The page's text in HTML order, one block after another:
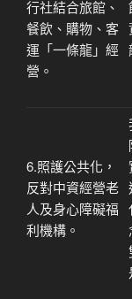
行社結合旅館、
餐飲、購物、客
運「一條龍」經
營。
6.照護公共化，
反對中資經營老
人及身心障礙福
利機構。